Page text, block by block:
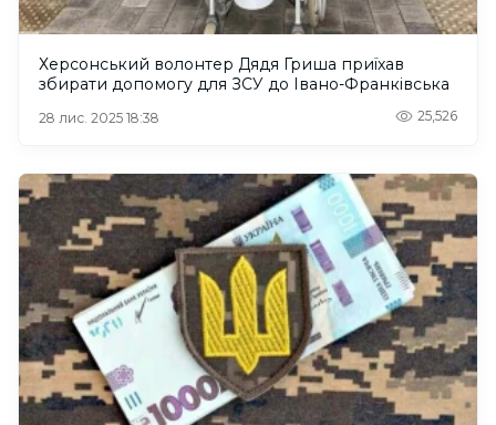
Херсонський волонтер Дядя Гриша приїхав
збирати допомогу для ЗСУ до Івано-Франківська
28 лис. 2025 18:38 25,526